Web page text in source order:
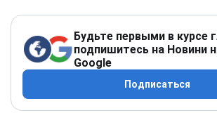
Будьте первыми в курсе
подпишитесь на Новини
Google
Подписаться